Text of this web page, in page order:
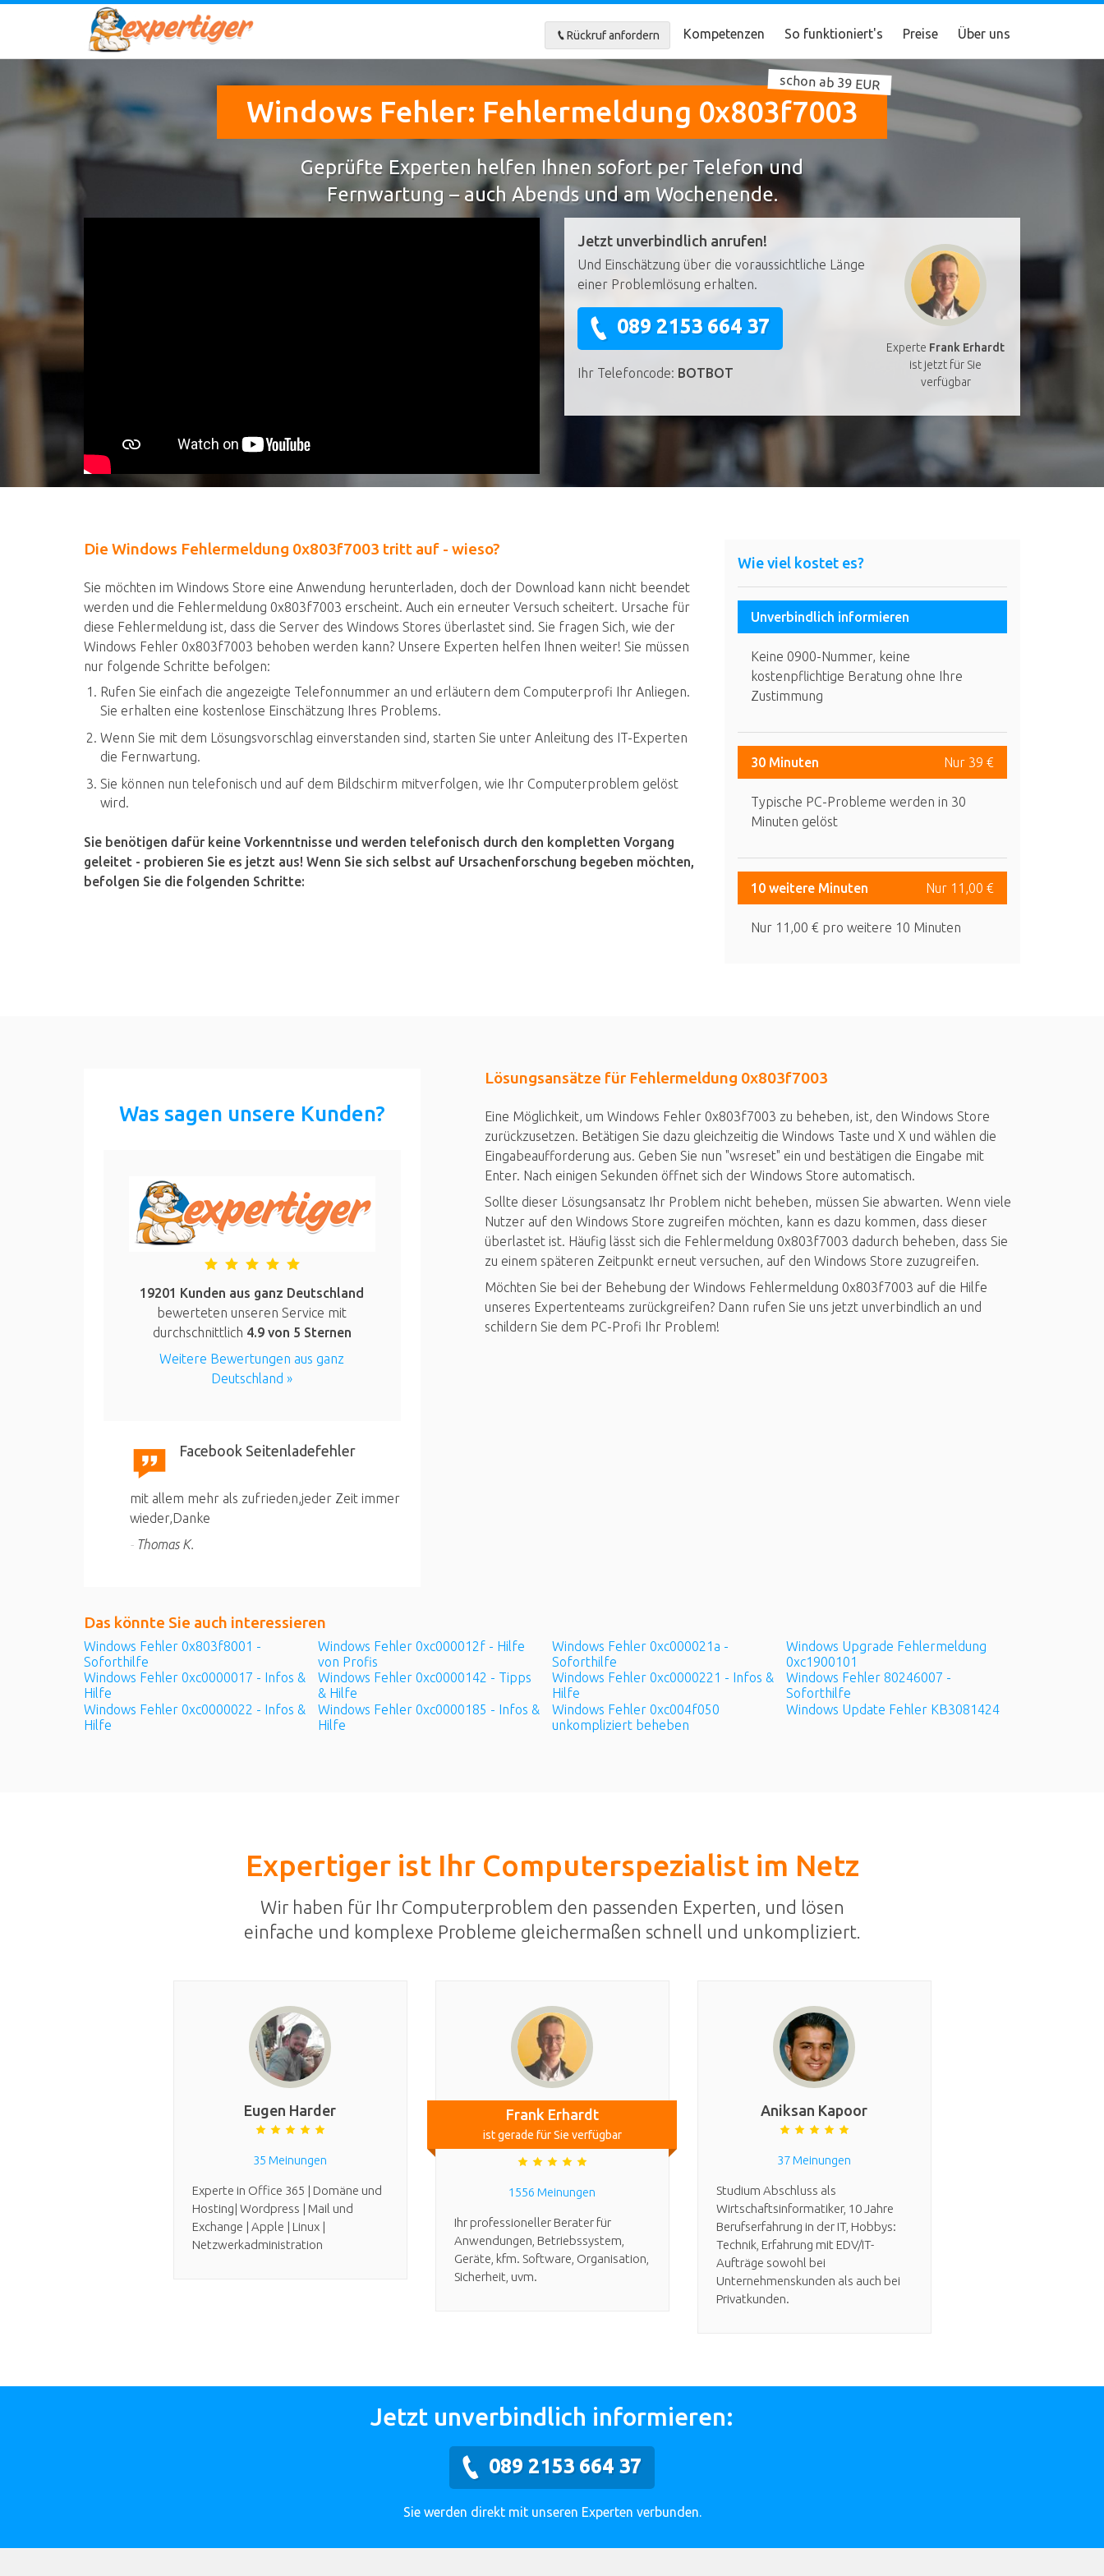
Rückruf anfordern Kompetenzen So funktioniert's Preise Über uns
Windows Fehler: Fehlermeldung 0x803f7003
schon ab 39 EUR
Geprüfte Experten helfen Ihnen sofort per Telefon und
Fernwartung – auch Abends und am Wochenende.
Experte Frank Erhardt
ist jetzt für Sie
verfügbar
Jetzt unverbindlich anrufen!
Und Einschätzung über die voraussichtliche Länge
einer Problemlösung erhalten.
089 2153 664 37
Ihr Telefoncode: BOTBOT
Die Windows Fehlermeldung 0x803f7003 tritt auf - wieso?
Sie möchten im Windows Store eine Anwendung herunterladen, doch der Download kann nicht beendet
werden und die Fehlermeldung 0x803f7003 erscheint. Auch ein erneuter Versuch scheitert. Ursache für
diese Fehlermeldung ist, dass die Server des Windows Stores überlastet sind. Sie fragen Sich, wie der
Windows Fehler 0x803f7003 behoben werden kann? Unsere Experten helfen Ihnen weiter! Sie müssen
nur folgende Schritte befolgen:
Rufen Sie einfach die angezeigte Telefonnummer an und erläutern dem Computerprofi Ihr Anliegen.
Sie erhalten eine kostenlose Einschätzung Ihres Problems.
Wenn Sie mit dem Lösungsvorschlag einverstanden sind, starten Sie unter Anleitung des IT-Experten
die Fernwartung.
Sie können nun telefonisch und auf dem Bildschirm mitverfolgen, wie Ihr Computerproblem gelöst
wird.
Sie benötigen dafür keine Vorkenntnisse und werden telefonisch durch den kompletten Vorgang
geleitet - probieren Sie es jetzt aus! Wenn Sie sich selbst auf Ursachenforschung begeben möchten,
befolgen Sie die folgenden Schritte:
Wie viel kostet es?
Unverbindlich informieren
Keine 0900-Nummer, keine
kostenpflichtige Beratung ohne Ihre
Zustimmung
30 Minuten Nur 39 €
Typische PC-Probleme werden in 30
Minuten gelöst
10 weitere Minuten Nur 11,00 €
Nur 11,00 € pro weitere 10 Minuten
Was sagen unsere Kunden?
19201 Kunden aus ganz Deutschland
bewerteten unseren Service mit
durchschnittlich 4.9von 5 Sternen
Weitere Bewertungen aus ganz
Deutschland »
Facebook Seitenladefehler
mit allem mehr als zufrieden,jeder Zeit immer
wieder,Danke
Thomas K.
Lösungsansätze für Fehlermeldung 0x803f7003
Eine Möglichkeit, um Windows Fehler 0x803f7003 zu beheben, ist, den Windows Store
zurückzusetzen. Betätigen Sie dazu gleichzeitig die Windows Taste und X und wählen die
Eingabeaufforderung aus. Geben Sie nun "wsreset" ein und bestätigen die Eingabe mit
Enter. Nach einigen Sekunden öffnet sich der Windows Store automatisch.
Sollte dieser Lösungsansatz Ihr Problem nicht beheben, müssen Sie abwarten. Wenn viele
Nutzer auf den Windows Store zugreifen möchten, kann es dazu kommen, dass dieser
überlastet ist. Häufig lässt sich die Fehlermeldung 0x803f7003 dadurch beheben, dass Sie
zu einem späteren Zeitpunkt erneut versuchen, auf den Windows Store zuzugreifen.
Möchten Sie bei der Behebung der Windows Fehlermeldung 0x803f7003 auf die Hilfe
unseres Expertenteams zurückgreifen? Dann rufen Sie uns jetzt unverbindlich an und
schildern Sie dem PC-Profi Ihr Problem!
Das könnte Sie auch interessieren
Windows Fehler 0x803f8001 -
Soforthilfe
Windows Fehler 0xc0000017 - Infos &
Hilfe
Windows Fehler 0xc0000022 - Infos &
Hilfe
Windows Fehler 0xc000012f - Hilfe
von Profis
Windows Fehler 0xc0000142 - Tipps
& Hilfe
Windows Fehler 0xc0000185 - Infos &
Hilfe
Windows Fehler 0xc000021a -
Soforthilfe
Windows Fehler 0xc0000221 - Infos &
Hilfe
Windows Fehler 0xc004f050
unkompliziert beheben
Windows Upgrade Fehlermeldung
0xc1900101
Windows Fehler 80246007 -
Soforthilfe
Windows Update Fehler KB3081424
Expertiger ist Ihr Computerspezialist im Netz
Wir haben für Ihr Computerproblem den passenden Experten, und lösen
einfache und komplexe Probleme gleichermaßen schnell und unkompliziert.
Eugen Harder
35 Meinungen
Experte in Office 365 | Domäne und
Hosting| Wordpress | Mail und
Exchange | Apple | Linux |
Netzwerkadministration
Frank Erhardt
ist gerade für Sie verfügbar
1556 Meinungen
Ihr professioneller Berater für
Anwendungen, Betriebssystem,
Geräte, kfm. Software, Organisation,
Sicherheit, uvm.
Aniksan Kapoor
37 Meinungen
Studium Abschluss als
Wirtschaftsinformatiker, 10 Jahre
Berufserfahrung in der IT, Hobbys:
Technik, Erfahrung mit EDV/IT-
Aufträge sowohl bei
Unternehmenskunden als auch bei
Privatkunden.
Jetzt unverbindlich informieren:
089 2153 664 37
Sie werden direkt mit unseren Experten verbunden.